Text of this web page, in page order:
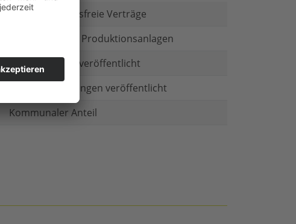
Gibt es Kautionsfreie Verträge
Investitionen in Produktionsanlagen
Geschäftsform veröffentlicht
Firmenbeteiligungen veröffentlicht
Kommunaler Anteil